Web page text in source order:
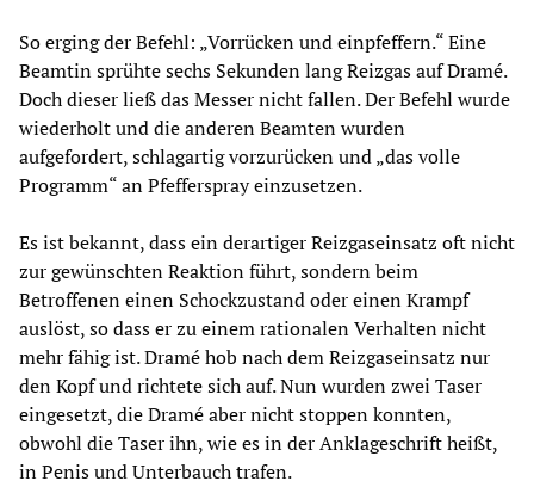
So erging der Befehl: „Vorrücken und einpfeffern.“ Eine
Beamtin sprühte sechs Sekunden lang Reizgas auf Dramé.
Doch dieser ließ das Messer nicht fallen. Der Befehl wurde
wiederholt und die anderen Beamten wurden
aufgefordert, schlagartig vorzurücken und „das volle
Programm“ an Pfefferspray einzusetzen.
Es ist bekannt, dass ein derartiger Reizgaseinsatz oft nicht
zur gewünschten Reaktion führt, sondern beim
Betroffenen einen Schockzustand oder einen Krampf
auslöst, so dass er zu einem rationalen Verhalten nicht
mehr fähig ist. Dramé hob nach dem Reizgaseinsatz nur
den Kopf und richtete sich auf. Nun wurden zwei Taser
eingesetzt, die Dramé aber nicht stoppen konnten,
obwohl die Taser ihn, wie es in der Anklageschrift heißt,
in Penis und Unterbauch trafen.